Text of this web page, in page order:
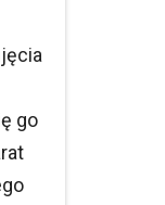
go